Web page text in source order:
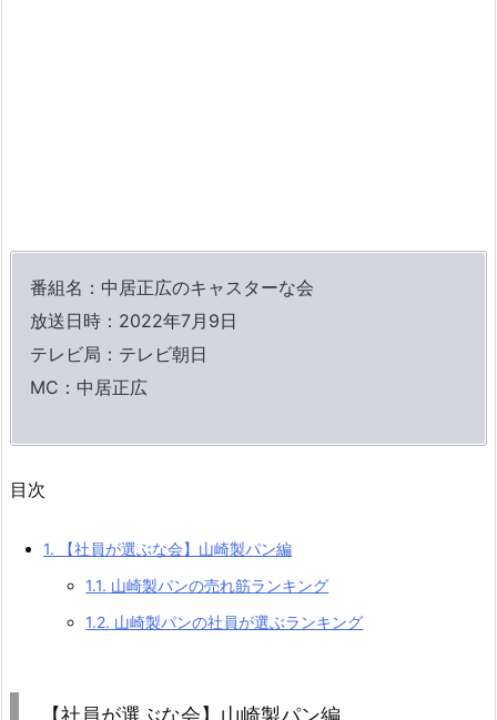
番組名：中居正広のキャスターな会
放送日時：2022年7月9日
テレビ局：テレビ朝日
MC：中居正広
目次
1. 【社員が選ぶな会】山崎製パン編
1.1. 山崎製パンの売れ筋ランキング
1.2. 山崎製パンの社員が選ぶランキング
【社員が選ぶな会】山崎製パン編